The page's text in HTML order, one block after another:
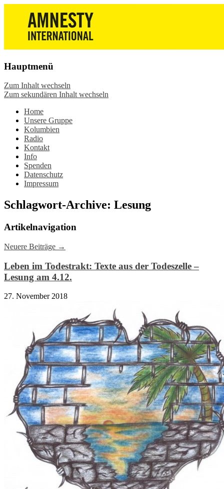
Amnesty International
Wiesbaden – Infos, Adresse,
Gruppentreffen
Die Wiesbadener Amnesty-Gruppen
stellen sich vor, bieten interessante
Veranstaltungen und Aktionen zum
Mitmachen – online oder in der Gruppe.
Sei dabei.
Hauptmenü
Zum Inhalt wechseln
Zum sekundären Inhalt wechseln
Home
Unsere Gruppe
Kolumbien
Radio
Kontakt
Info
Spenden
Datenschutz
Impressum
Schlagwort-Archive: Lesung
Artikelnavigation
Neuere Beiträge →
Leben im Todestrakt: Texte aus der Todeszelle –
Lesung am 4.12.
27. November 2018